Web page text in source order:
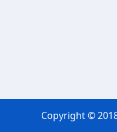
Copyright ©